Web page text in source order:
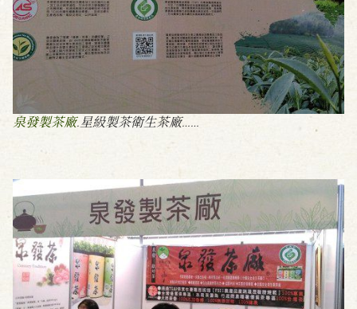
泉發製茶廠.星級製茶衛生茶廠……